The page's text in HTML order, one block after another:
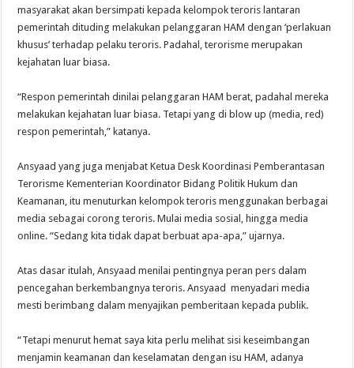
masyarakat akan bersimpati kepada kelompok teroris lantaran
pemerintah dituding melakukan pelanggaran HAM dengan ‘perlakuan
khusus’ terhadap pelaku teroris. Padahal, terorisme merupakan
kejahatan luar biasa.
“Respon pemerintah dinilai pelanggaran HAM berat, padahal mereka
melakukan kejahatan luar biasa. Tetapi yang di blow up (media, red)
respon pemerintah,” katanya.
Ansyaad yang juga menjabat Ketua Desk Koordinasi Pemberantasan
Terorisme Kementerian Koordinator Bidang Politik Hukum dan
Keamanan, itu menuturkan kelompok teroris menggunakan berbagai
media sebagai corong teroris. Mulai media sosial , hinggamedia
online. “Sedang kita tidak dapat berbuat apa-apa,” ujarnya.
Atas dasar itulah, Ansyaad menilai pentingnya peran pers dalam
pencegahan berkembangnya teroris. Ansyaad menyadari media
mesti berimbang dalam menyajikan pemberitaan kepada publik.
“Tetapi menurut hemat saya kita perlu melihat sisi keseimbangan
menjamin keamanan dan keselamatan dengan isu HAM, adanya